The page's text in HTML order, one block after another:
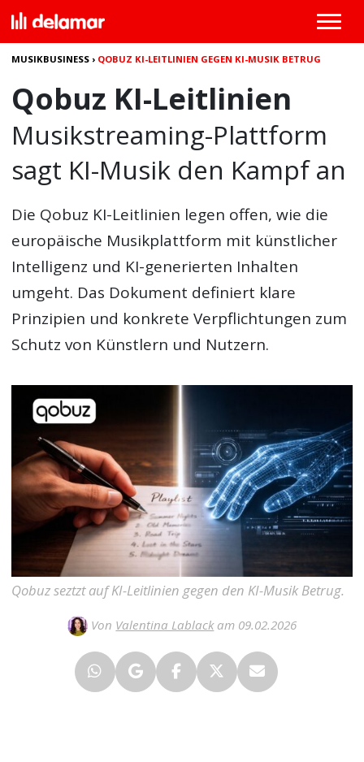
MUSIKBUSINESS › QOBUZ KI-LEITLINIEN GEGEN KI-MUSIK BETRUG
Qobuz KI-Leitlinien
Musikstreaming-Plattform
sagt KI-Musik den Kampf an
Die Qobuz KI-Leitlinien legen offen, wie die
europäische Musikplattform mit künstlicher
Intelligenz und KI-generierten Inhalten
umgeht. Das Dokument definiert klare
Prinzipien und konkrete Verpflichtungen zum
Schutz von Künstlern und Nutzern.
Qobuz seztzt auf KI-Leitlinien gegen den KI-Musik Betrug.
Von Valentina Lablack am 09.02.2026